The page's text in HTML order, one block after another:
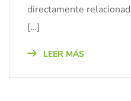
directamente
[…]
LEER MÁS